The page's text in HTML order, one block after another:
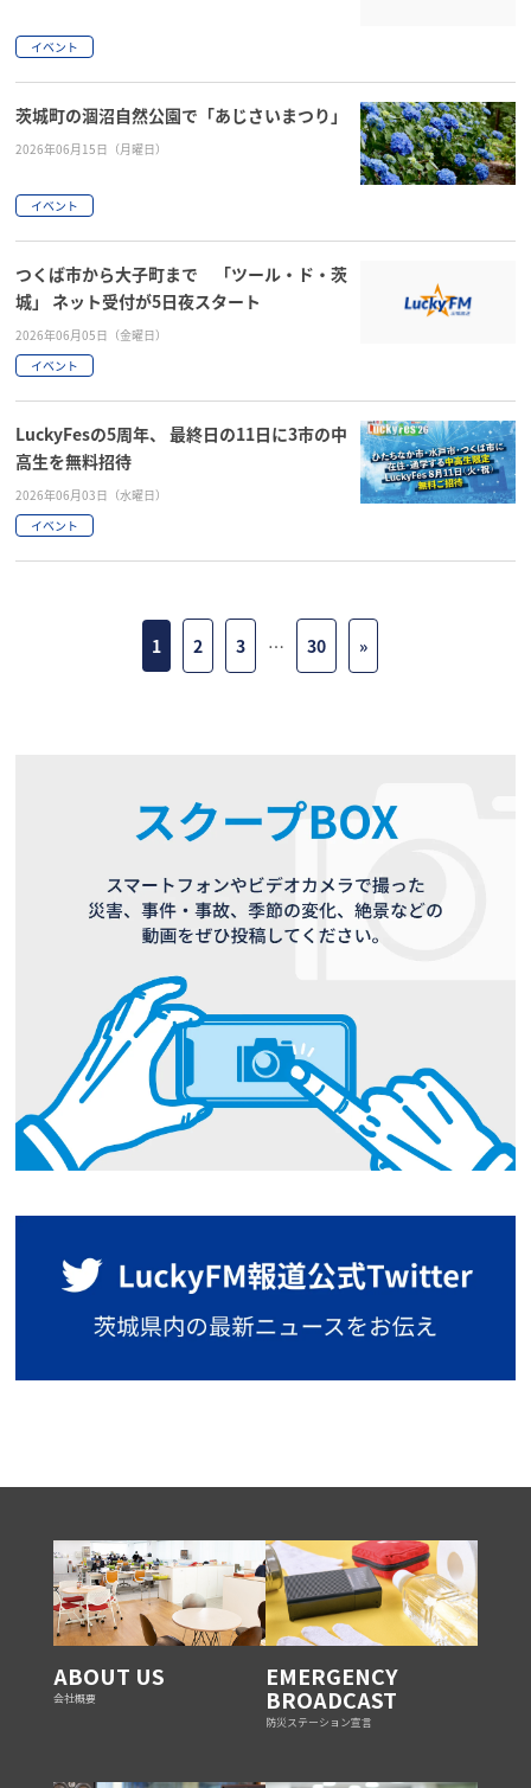
イベント
茨城町の涸沼自然公園で「あじさいまつり」
2026年06月15日（月曜日）
イベント
つくば市から大子町まで 「ツール・ド・茨
城」 ネット受付が5日夜スタート
2026年06月05日（金曜日）
イベント
LuckyFesの5周年、 最終日の11日に3市の中
高生を無料招待
2026年06月03日（水曜日）
イベント
1 2 3 … 30 »
ABOUT US
会社概要
EMERGENCY
BROADCAST
防災ステーション宣言